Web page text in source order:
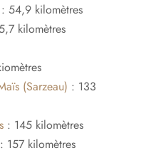
: 54,9 kilomètres
kilomètres
(Sarzeau) : 133
: 145 kilomètres
: 157 kilomètres